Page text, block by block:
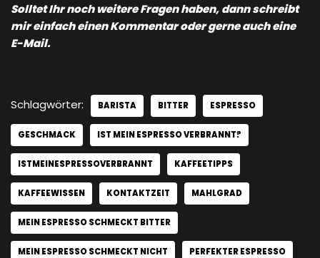
Solltet Ihr noch weitere Fragen haben, dann schreibt
mir einfach einen Kommentar oder gerne auch eine
E-Mail.
Schlagwörter: BARISTA BITTER ESPRESSO
GESCHMACK IST MEIN ESPRESSO VERBRANNT?
ISTMEINESPRESSOVERBRANNT KAFFEETIPPS
KAFFEEWISSEN KONTAKTZEIT MAHLGRAD
MEIN ESPRESSO SCHMECKT BITTER
MEIN ESPRESSO SCHMECKT NICHT PERFEKTER ESPRESSO